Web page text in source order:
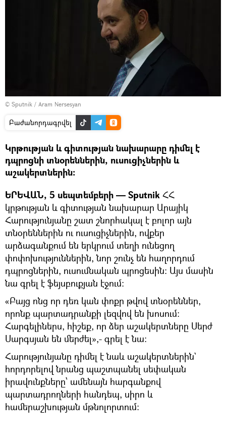
© Sputnik / Aram Nersesyan
Բաժանորդագրվել
Կրթության և գիտության նախարարը դիմել է
դպրոցնի տնօրեններին, ուսուցիչներին և
աշակերտներին։
ԵՐԵՎԱՆ, 5 սեպտեմբերի — Sputnik ՀՀ
կրթության և գիտության նախարար Արայիկ
Հարությունյանը շատ շնորհակալ է բոլոր այն
տնօրեններին ու ուսուցիչներին, ովքեր
արձագանքում են երկրում տեղի ունեցող
փոփոխություններին, նոր շունչ են հաղորդում
դպրոցներին, ուսումնական պրոցեսին։ Այս մասին
նա գրել է ֆեյսբուքյան էջում։
«Բայց ոնց որ դեռ կան փոքր թվով տնօրեններ,
որոնք պարտադրանքի լեզվով են խոսում։
Հարգելիներս, հիշեք, որ ձեր աշակերտները Սերժ
Սարգսյան են մերժել»,- գրել է նա։
Հարությունյանը դիմել է նաև աշակերտներին`
հորդորելով նրանց պաշտպանել սեփական
իրավունքները՝ ամենայն հարգանքով
պարտադրողների հանդեպ, սիրո և
համերաշխության մթնոլորտում։